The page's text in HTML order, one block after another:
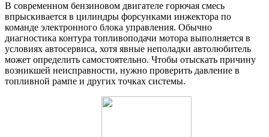
В современном бензиновом двигателе горючая смесь
впрыскивается в цилиндры форсунками инжектора по
команде электронного блока управления. Обычно
диагностика контура топливоподачи мотора выполняется в
условиях автосервиса, хотя явные неполадки автолюбитель
может определить самостоятельно. Чтобы отыскать причину
возникшей неисправности, нужно проверить давление в
топливной рампе и других точках системы.